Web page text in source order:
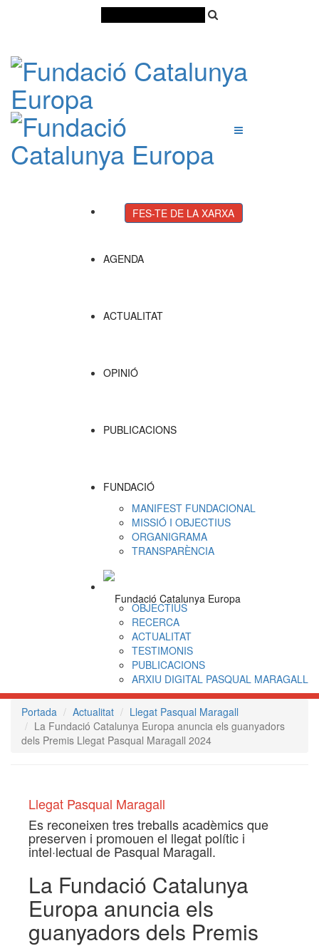
FES-TE DE LA XARXA
AGENDA
ACTUALITAT
OPINIÓ
PUBLICACIONS
FUNDACIÓ
MANIFEST FUNDACIONAL
MISSIÓ I OBJECTIUS
ORGANIGRAMA
TRANSPARÈNCIA
OBJECTIUS
RECERCA
ACTUALITAT
TESTIMONIS
PUBLICACIONS
ARXIU DIGITAL PASQUAL MARAGALL
Portada Actualitat
Llegat Pasqual Maragall
La Fundació Catalunya Europa anuncia els guanyadors
dels Premis Llegat Pasqual Maragall 2024
Llegat Pasqual Maragall
Es reconeixen tres treballs acadèmics que
preserven i promouen el llegat polític i
intel·lectual de Pasqual Maragall.
La Fundació Catalunya
Europa anuncia els
guanyadors dels Premis